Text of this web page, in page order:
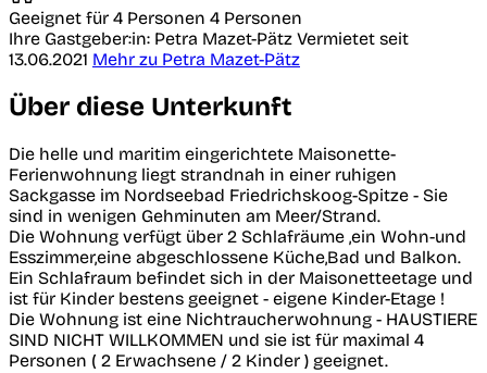
Geeignet für 4 Personen 4 Personen
Ihre Gastgeber:in: Petra Mazet-Pätz Vermietet seit
13.06.2021 Mehr zu Petra Mazet-Pätz
Über diese Unterkunft
Die helle und maritim eingerichtete Maisonette-
Ferienwohnung liegt strandnah in einer ruhigen
Sackgasse im Nordseebad Friedrichskoog-Spitze - Sie
sind in wenigen Gehminuten am Meer/Strand.
Die Wohnung verfügt über 2 Schlafräume ,ein Wohn-und
Esszimmer,eine abgeschlossene Küche,Bad und Balkon.
Ein Schlafraum befindet sich in der Maisonetteetage und
ist für Kinder bestens geeignet - eigene Kinder-Etage !
Die Wohnung ist eine Nichtraucherwohnung - HAUSTIERE
SIND NICHT WILLKOMMEN und sie ist für maximal 4
Personen ( 2 Erwachsene / 2 Kinder ) geeignet.